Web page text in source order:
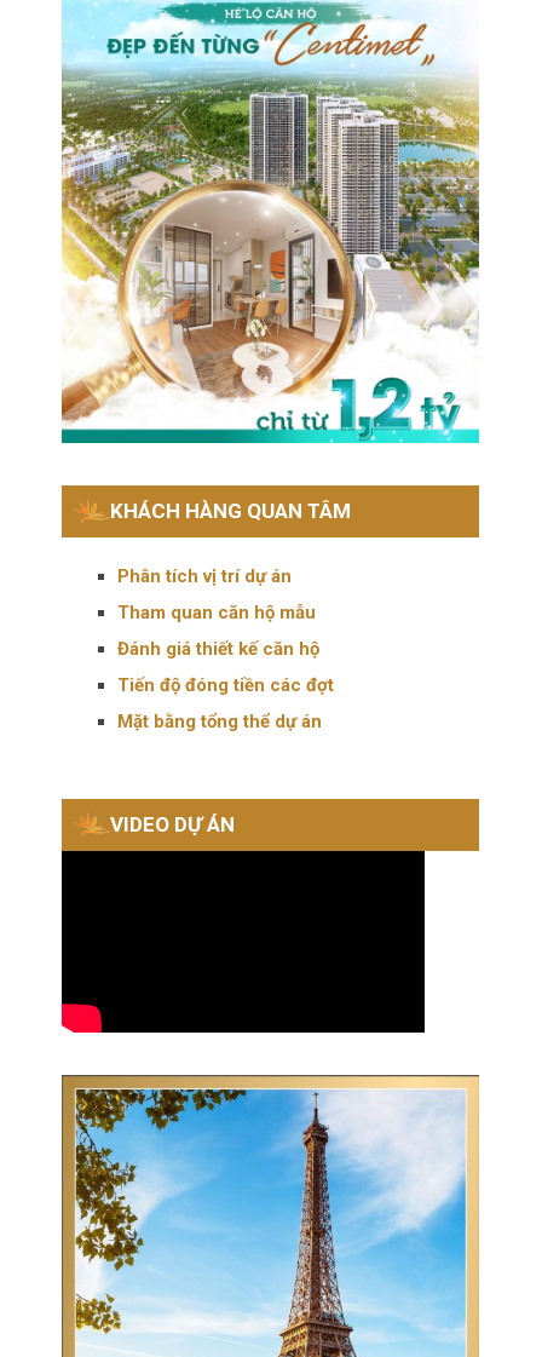
KHÁCH HÀNG QUAN TÂM
Phân tích vị trí dự án
Tham quan căn hộ mẫu
Đánh giá thiết kế căn hộ
Tiến độ đóng tiền các đợt
Mặt bằng tổng thể dự án
VIDEO DỰ ÁN